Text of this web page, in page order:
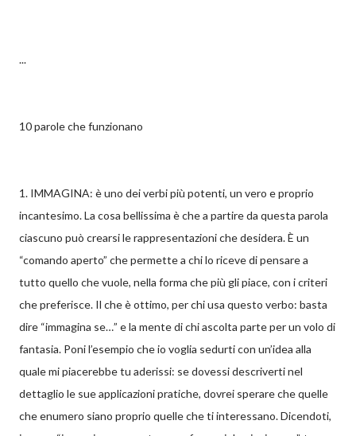
...
10 parole che funzionano
1. IMMAGINA: è uno dei verbi più potenti, un vero e proprio
incantesimo. La cosa bellissima è che a partire da questa parola
ciascuno può crearsi le rappresentazioni che desidera. È un
“comando aperto” che permette a chi lo riceve di pensare a
tutto quello che vuole, nella forma che più gli piace, con i criteri
che preferisce. Il che è ottimo, per chi usa questo verbo: basta
dire “immagina se…” e la mente di chi ascolta parte per un volo di
fantasia. Poni l’esempio che io voglia sedurti con un’idea alla
quale mi piacerebbe tu aderissi: se dovessi descriverti nel
dettaglio le sue applicazioni pratiche, dovrei sperare che quelle
che enumero siano proprio quelle che ti interessano. Dicendoti,